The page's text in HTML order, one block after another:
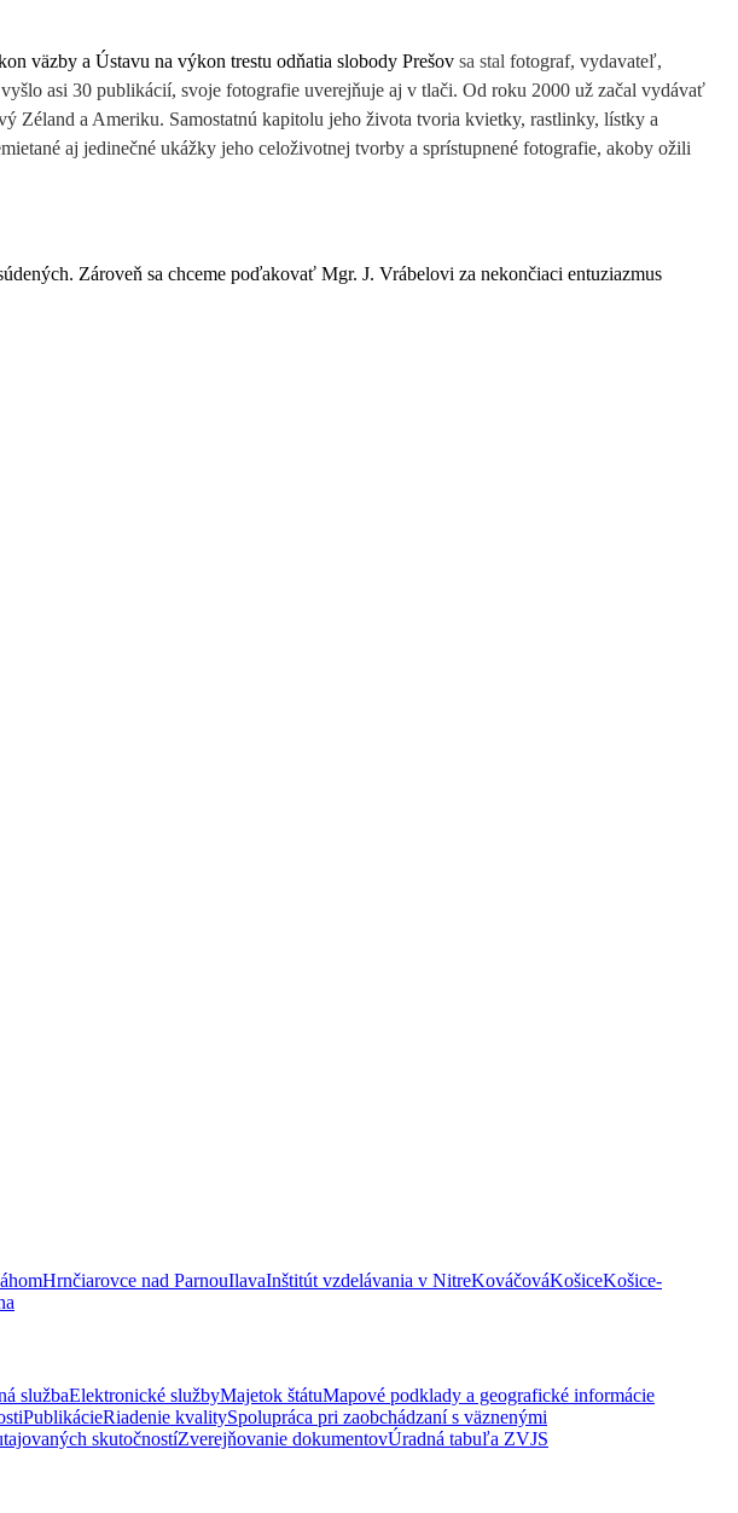
väzby a Ústavu na výkon trestu odňatia slobody Prešov sa stal fotograf, vydavateľ,
asi 30 publikácií, svoje fotografie uverejňuje aj v tlači. Od roku 2000 už začal vydávať
a Ameriku. Samostatnú kapitolu jeho života tvoria kvietky, rastlinky, lístky a
aj jedinečné ukážky jeho celoživotnej tvorby a sprístupnené fotografie, akoby ožili
Zároveň sa chceme poďakovať Mgr. J. Vrábelovi za nekončiaci entuziazmus
Hrnčiarovce nad ParnouIlavaInštitút vzdelávania v NitreKováčováKošiceKošice-
službaElektronické službyMajetok štátuMapové podklady a geografické informácie
PublikácieRiadenie kvalitySpolupráca pri zaobchádzaní s väznenými
skutočnostíZverejňovanie dokumentovÚradná tabuľa ZVJS